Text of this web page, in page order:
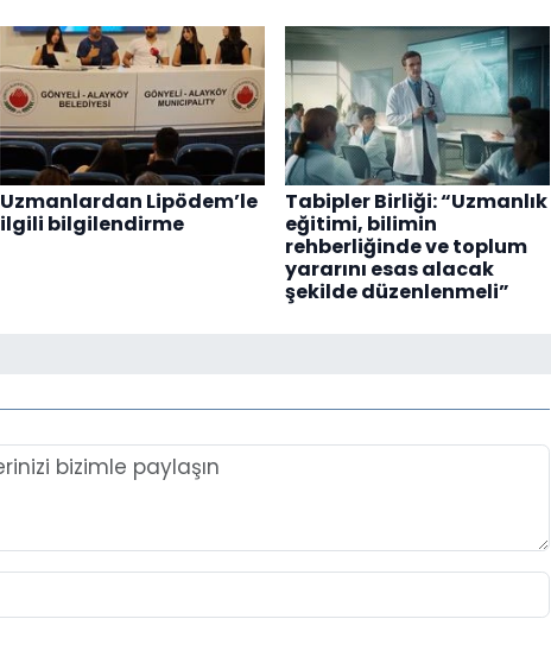
Uzmanlardan Lipödem’le
ilgili bilgilendirme
Tabipler Birliği: “Uzmanlık
eğitimi, bilimin
rehberliğinde ve toplum
yararını esas alacak
şekilde düzenlenmeli”